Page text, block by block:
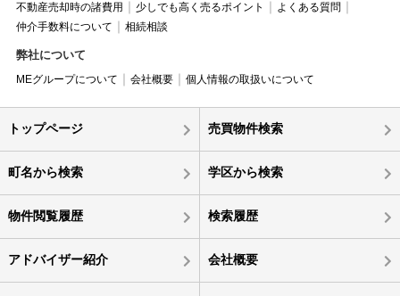
不動産売却時の諸費用
少しでも高く売るポイント
よくある質問
仲介手数料について
相続相談
弊社について
MEグループについて 会社概要 個人情報の取扱いについて
トップページ 売買物件検索
町名から検索 学区から検索
物件閲覧履歴 検索履歴
アドバイザー紹介 会社概要